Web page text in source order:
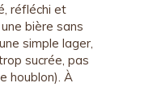
réfléchi et
bière sans
simple lager,
sucrée, pas
houblon). À